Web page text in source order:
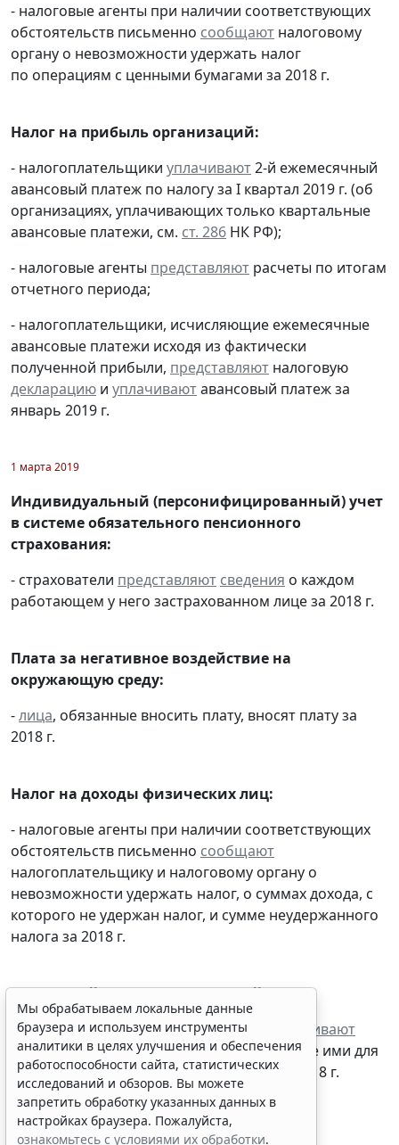
- налоговые агенты при наличии соответствующих
обстоятельств письменно сообщают налоговому
органу о невозможности удержать налог
по операциям с ценными бумагами за 2018 г.
Налог на прибыль организаций:
- налогоплательщики уплачивают2-й ежемесячный
авансовый платеж по налогу за I квартал 2019 г. (об
организациях, уплачивающих только квартальные
авансовые платежи, см. ст. 286 НК РФ);
- налоговые агенты представляют расчеты по итогам
отчетного периода;
- налогоплательщики, исчисляющие ежемесячные
авансовые платежи исходя из фактически
полученной прибыли, представляют налоговую
декларацию и уплачиваютавансовый платеж за
январь 2019 г.
1 марта 2019
Индивидуальный (персонифицированный) учет
в системе обязательного пенсионного
страхования:
- страхователи представляют сведения о каждом
работающем у него застрахованном лице за 2018 г.
Плата за негативное воздействие на
окружающую среду:
-лица, обязанные вносить плату, вносят плату за
2018 г.
Налог на доходы физических лиц:
- налоговые агенты при наличии соответствующих
обстоятельств письменно сообщают
налогоплательщику и налоговому органу о
невозможности удержать налог, о суммах дохода, с
которого не удержан налог, и сумме неудержанного
налога за 2018 г.
Земельный налог (г. Горно-Алтайск):
- налогоплательщики-организации -
уплачивают
налог за земельные участки, используемые ими для
предпринимательской деятельности за 2018 г.
7 марта 2019
Мы обрабатываем локальные данные
работоспособности сайта, статистических
исследований и обзоров. Вы можете
запретить обработку указанных данных в
настройках браузера. Пожалуйста,
ознакомьтесь с условиями их обработки.
Принять